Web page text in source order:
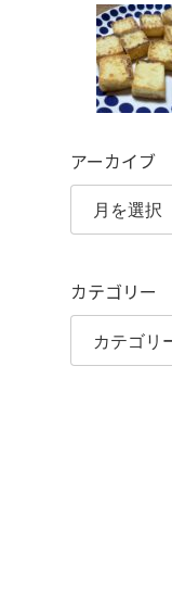
アーカイブ
カテゴリー